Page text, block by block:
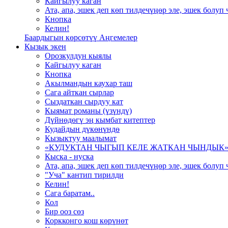
Ата, апа, эшек деп көп тилдечүңөр эле, эшек болуп
Кнопка
Келин!
Баардыгын көрсөтүү Аңгемелер
Кызык экен
Орозкулдун кыялы
Кайгылуу каган
Кнопка
Акылмандын каухар таш
Сага айткан сырлар
Сыздаткан сырдуу кат
Кыямат романы (үзүндү)
Дүйнөдөгү эң кымбат китептер
Кудайдын дүкөнүндө
Кызыктуу маалымат
«КУДУКТАН ЧЫГЫП КЕЛЕ ЖАТКАН ЧЫНДЫК»
Кыска - нуска
Ата, апа, эшек деп көп тилдечүңөр эле, эшек болуп
"Уча" кантип тирилди
Келин!
Сага баратам..
Кол
Бир ооз сөз
Коркконго кош көрүнөт